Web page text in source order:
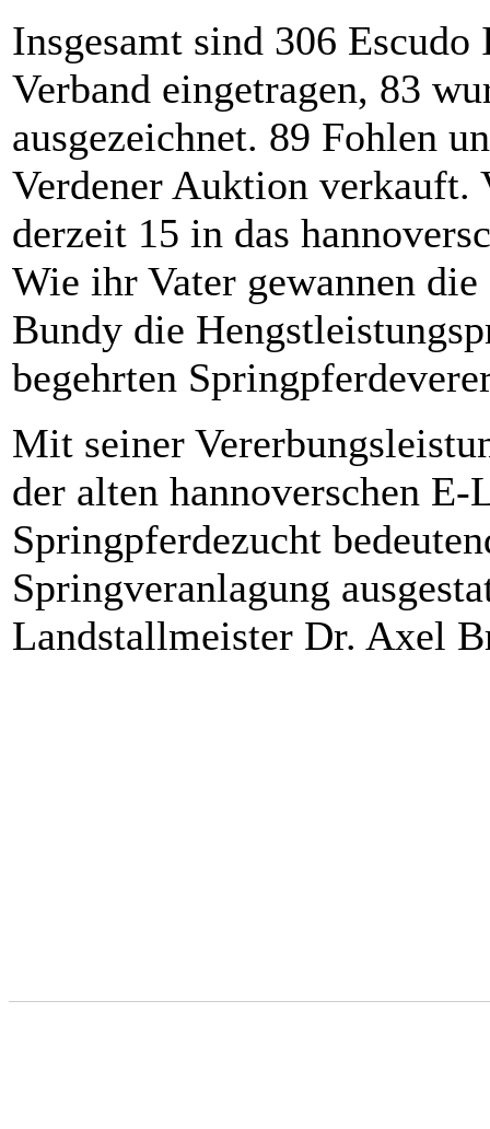
Insgesamt sind 306
Verband eingetragen, 83
ausgezeichnet. 89 Fohlen
Verdener Auktion verkauft.
derzeit 15 in das
Wie ihr Vater gewannen
Bundy die
begehrten
Mit seiner
der alten hannoverschen
Springpferdezucht
Springveranlagung
Landstallmeister Dr. Axel